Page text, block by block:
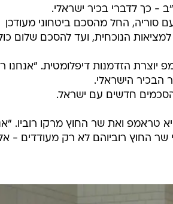
- כך לדברי בכיר ישראלי.
סוריה, החל מהסכם ביטחוני מעודכן
מ-1974, עם התאמות למציאות הנוכחית, ועד להסכם שלום
הזדמנות דיפלומטית. "אנחנו
הבכיר הישראלי.
חדשים עם ישראל.
טראמפ ואת שר החוץ מרקו רוביו.
שר החוץ רוביוהם לא רק מעודדים -